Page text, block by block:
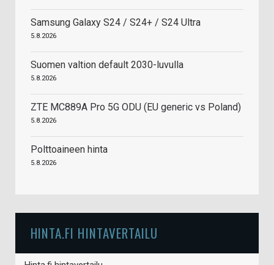
Samsung Galaxy S24 / S24+ / S24 Ultra
5.8.2026
Suomen valtion default 2030-luvulla
5.8.2026
ZTE MC889A Pro 5G ODU (EU generic vs Poland)
5.8.2026
Polttoaineen hinta
5.8.2026
HINTA.FI HINTAVERTAILU